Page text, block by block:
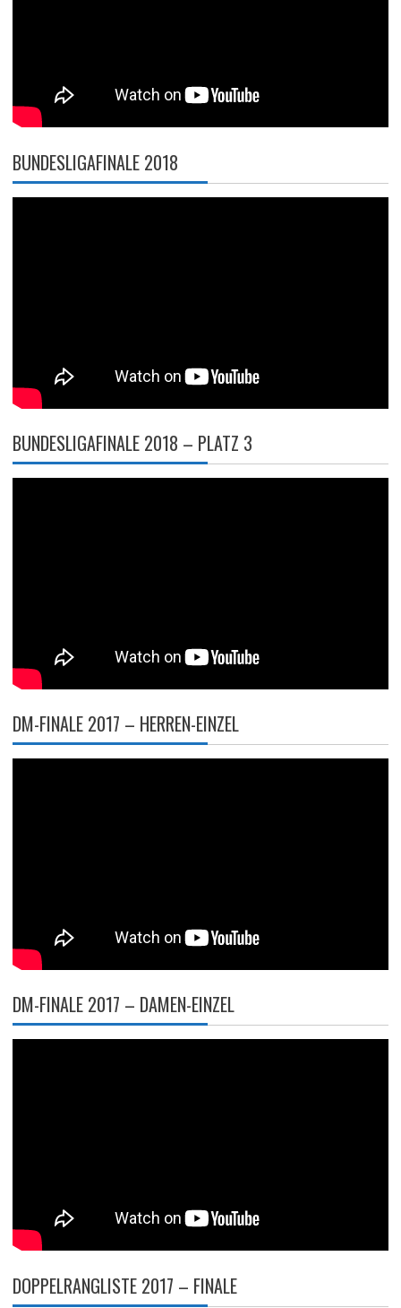
BUNDESLIGAFINALE 2018
BUNDESLIGAFINALE 2018 – PLATZ 3
DM-FINALE 2017 – HERREN-EINZEL
DM-FINALE 2017 – DAMEN-EINZEL
DOPPELRANGLISTE 2017 – FINALE